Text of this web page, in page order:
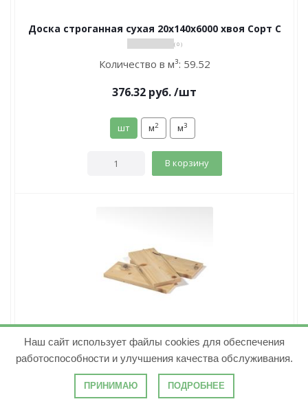
Доска строганная сухая 20х140х6000 хвоя Сорт С
( 0 )
Количество в м³: 59.52
376.32 руб./шт
шт м2 м3
В корзину
Доска строганная сухая 20х145х6000 хвоя Сорт С
( 1 )
Количество в м³:57.47
389.76 руб./шт
Наш сайт использует файлы cookies для обеспечения
работоспособности и улучшения качества обслуживания.
ПРИНИМАЮ ПОДРОБНЕЕ